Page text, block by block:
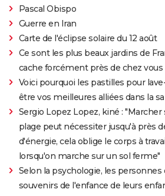
Pascal Obispo
Guerre en Iran
Carte de l'éclipse solaire du 12 août
Ce sont les plus beaux jardins de
cache forcément près de chez vous
Voici pourquoi les pastilles pour
être vos meilleures alliées dans la
Sergio Lopez Lopez, kiné : "Marcher
plage peut nécessiter jusqu'à près
d'énergie, cela oblige le corps à
lorsqu'on marche sur un sol ferme"
Selon la psychologie, les
souvenirs de l'enfance de leurs